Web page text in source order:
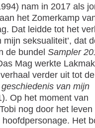
nam in 2017 als
het Zomerkamp
Dat leidde tot het
seksualiteit’, dat
de bundel Sampler
Mag werkte
verder uit tot de
van mijn
Op het moment van
nog door het leven
Het